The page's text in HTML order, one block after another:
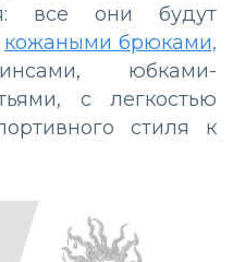
все они будут
кожаными брюками,
юбками-
с легкостью
стиля к